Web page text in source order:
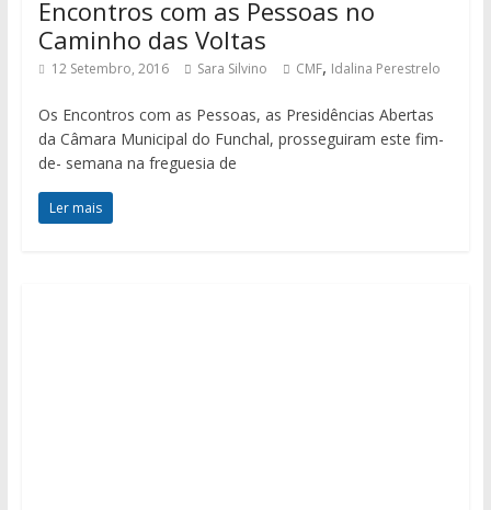
Encontros com as Pessoas no
Caminho das Voltas
12 Setembro, 2016 Sara Silvino CMF, Idalina Perestrelo
Os Encontros com as Pessoas, as Presidências Abertas
da Câmara Municipal do Funchal, prosseguiram este fim-
de- semana na freguesia de
Ler mais